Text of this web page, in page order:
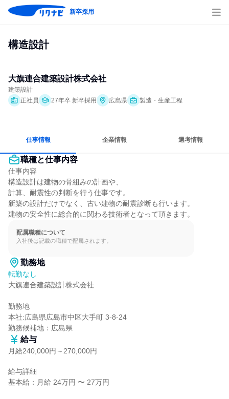
新卒採用
構造設計
大旗連合建築設計株式会社
建築設計
正社員
27年卒 新卒採用 広島県 製造・生産工程
仕事情報 企業情報 選考情報
職種と仕事内容
仕事内容
構造設計は建物の骨組みの計画や、
計算、耐震性の判断を行う仕事です。
新築の設計だけでなく、古い建物の耐震診断も行います。
建物の安全性に総合的に関わる技術者となって頂きます。
配属職種について
入社後は記載の職種で配属されます。
勤務地
転勤なし
大旗連合建築設計株式会社
勤務地
本社:広島県広島市中区大手町 3-8-24
勤務候補地：広島県
給与
月給240,000円～270,000円
給与詳細
基本給：月給 24万円 〜 27万円